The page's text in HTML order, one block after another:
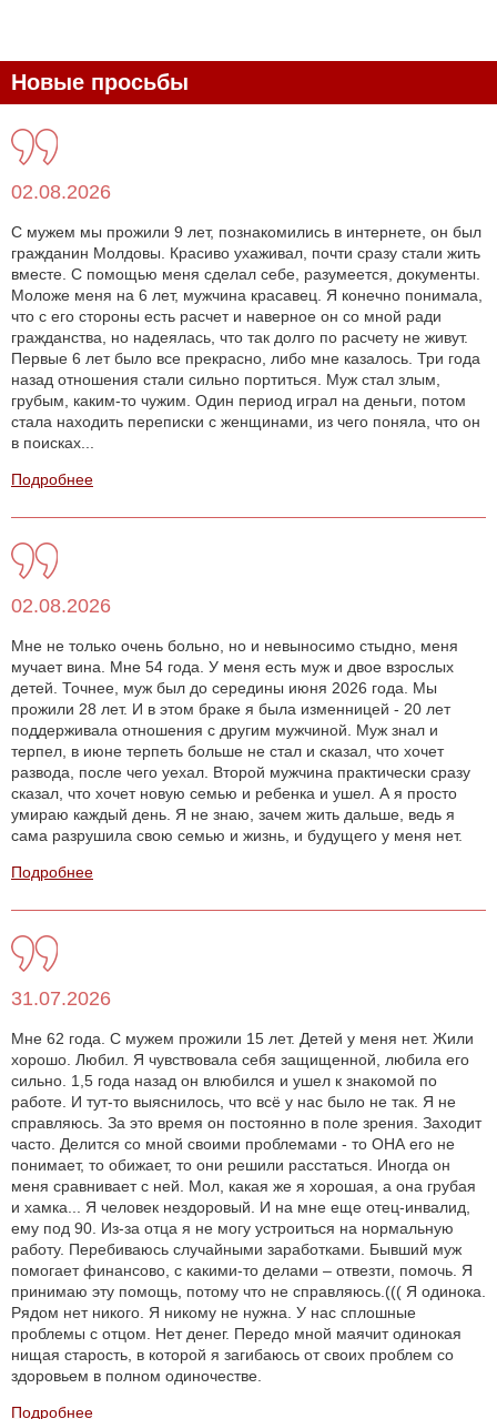
Новые просьбы
02.08.2026
С мужем мы прожили 9 лет, познакомились в интернете, он был
гражданин Молдовы. Красиво ухаживал, почти сразу стали жить
вместе. С помощью меня сделал себе, разумеется, документы.
Моложе меня на 6 лет, мужчина красавец. Я конечно понимала,
что с его стороны есть расчет и наверное он со мной ради
гражданства, но надеялась, что так долго по расчету не живут.
Первые 6 лет было все прекрасно, либо мне казалось. Три года
назад отношения стали сильно портиться. Муж стал злым,
грубым, каким-то чужим. Один период играл на деньги, потом
стала находить переписки с женщинами, из чего поняла, что он
в поисках...
Подробнее
02.08.2026
Мне не только очень больно, но и невыносимо стыдно, меня
мучает вина. Мне 54 года. У меня есть муж и двое взрослых
детей. Точнее, муж был до середины июня 2026 года. Мы
прожили 28 лет. И в этом браке я была изменницей - 20 лет
поддерживала отношения с другим мужчиной. Муж знал и
терпел, в июне терпеть больше не стал и сказал, что хочет
развода, после чего уехал. Второй мужчина практически сразу
сказал, что хочет новую семью и ребенка и ушел. А я просто
умираю каждый день. Я не знаю, зачем жить дальше, ведь я
сама разрушила свою семью и жизнь, и будущего у меня нет.
Подробнее
31.07.2026
Мне 62 года. С мужем прожили 15 лет. Детей у меня нет. Жили
хорошо. Любил. Я чувствовала себя защищенной, любила его
сильно. 1,5 года назад он влюбился и ушел к знакомой по
работе. И тут-то выяснилось, что всё у нас было не так. Я не
справляюсь. За это время он постоянно в поле зрения. Заходит
часто. Делится со мной своими проблемами - то ОНА его не
понимает, то обижает, то они решили расстаться. Иногда он
меня сравнивает с ней. Мол, какая же я хорошая, а она грубая
и хамка... Я человек нездоровый. И на мне еще отец-инвалид,
ему под 90. Из-за отца я не могу устроиться на нормальную
работу. Перебиваюсь случайными заработками. Бывший муж
помогает финансово, с какими-то делами – отвезти, помочь. Я
принимаю эту помощь, потому что не справляюсь.((( Я одинока.
Рядом нет никого. Я никому не нужна. У нас сплошные
проблемы с отцом. Нет денег. Передо мной маячит одинокая
нищая старость, в которой я загибаюсь от своих проблем со
здоровьем в полном одиночестве.
Подробнее